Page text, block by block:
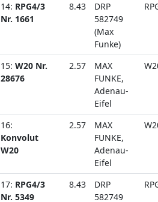
14: RPG4/3
Nr. 1661
8.43
DRP
582749
(Max
Funke)
15: W20 Nr.
28676
2.57
MAX
FUNKE,
Adenau-
Eifel
16:
Konvolut
W20
2.57
MAX
FUNKE,
Adenau-
Eifel
17: RPG4/3
Nr. 5349
8.43
DRP
582749